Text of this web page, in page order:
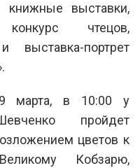
выставки,
чтецов,
выставка-портрет
марта, в 10:00 у
пройдет
цветов к
Кобзарю,